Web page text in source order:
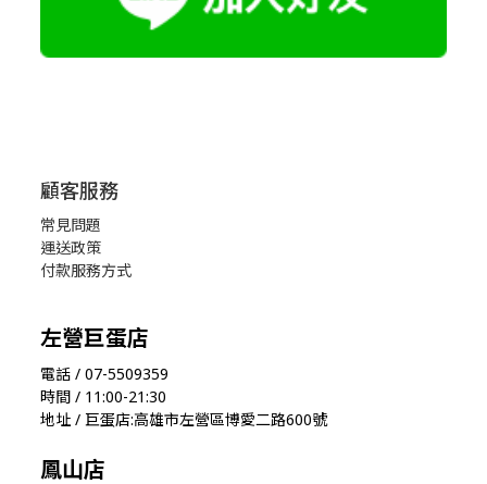
顧客服務
常見問題
運送政策
付款服務方式
左營巨蛋店
電話 / 07-5509359
時間 / 11:00-21:30
地址 / 巨蛋店:高雄市左營區博愛二路600號
鳳山店